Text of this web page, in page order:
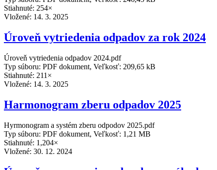
Stiahnuté: 254×
Vložené: 14. 3. 2025
Úroveň vytriedenia odpadov za rok 2024
Úroveň vytriedenia odpadov 2024.pdf
Typ súboru: PDF dokument, Veľkosť: 209,65 kB
Stiahnuté: 211×
Vložené: 14. 3. 2025
Harmonogram zberu odpadov 2025
Hyrmonogram a systém zberu odpodov 2025.pdf
Typ súboru: PDF dokument, Veľkosť: 1,21 MB
Stiahnuté: 1,204×
Vložené: 30. 12. 2024